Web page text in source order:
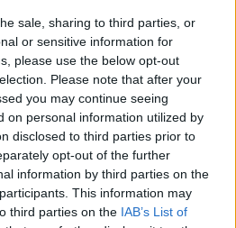
sale, sharing to third parties, or
or sensitive information for
please use the below opt-out
Please note that after your
you may continue seeing
on personal information utilized by
disclosed to third parties prior to
opt-out of the further
information by third parties on the
This information may
third parties on the IAB’s List of
levelek alapján
az életének.
Jászai Mari szerelmei, de
a Fegyverek árnyékában
határokat. Ezt már
mondták, de ezek a levelek is
levelek, melyek
de olyanok is, melyek
szerelmi életébe is
olvashatjuk Kossuth